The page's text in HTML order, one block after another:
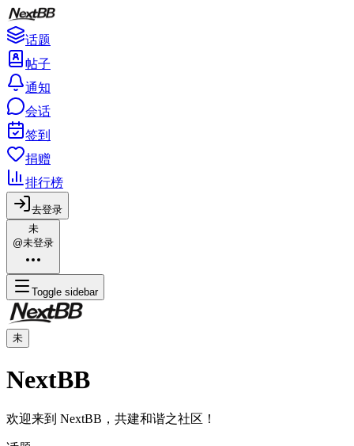
话题
帖子
通知
会话
签到
捐赠
排行榜
去登录
未
@未登录
Toggle sidebar
未
NextBB
欢迎来到 NextBB，共建和谐之社区！